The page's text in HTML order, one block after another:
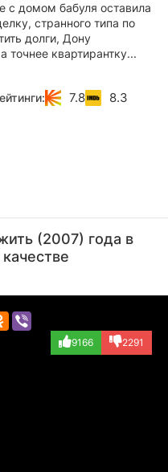
с домом бабуля оставила
странного типа по
долги, Дону
точнее квартирантку...
7.8 8.3
(Harrison)
(2007) года в
9166 2291